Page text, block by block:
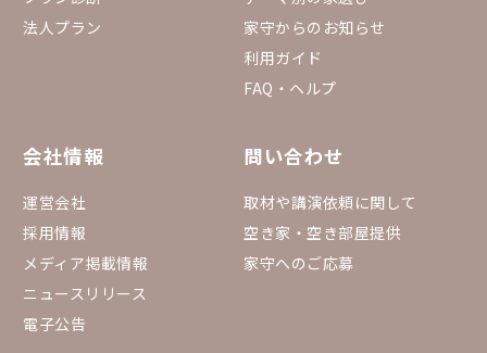
法人プラン
家守からのお知らせ
利用ガイド
FAQ・ヘルプ
会社情報
運営会社
採用情報
メディア掲載情報
ニュースリリース
電子公告
問い合わせ
取材や講演依頼に関して
空き家・空き部屋提供
家守へのご応募